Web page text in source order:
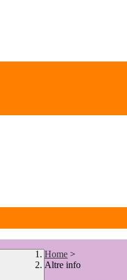
Home >
Altre info